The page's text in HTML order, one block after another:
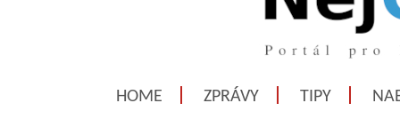
HOME ZPRÁVY TIPY